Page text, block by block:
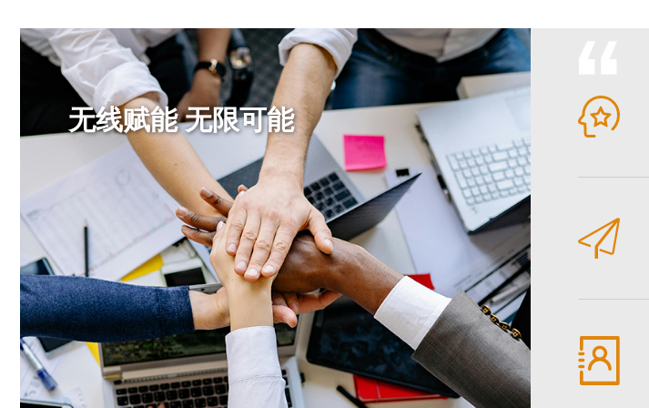
无线赋能 无限可能